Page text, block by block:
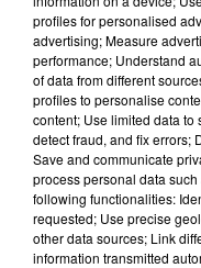
Bison Futé : un
C'est l'un des week-
avec des départs
profiles for personalised
advertising; Measure
performance; Understand
of data from different
profiles to personalise
content; Use limited data to
detect fraud, and fix errors;
Save and communicate
process personal data
following functionalities:
requested; Use precise
other data sources; Link
information transmitted